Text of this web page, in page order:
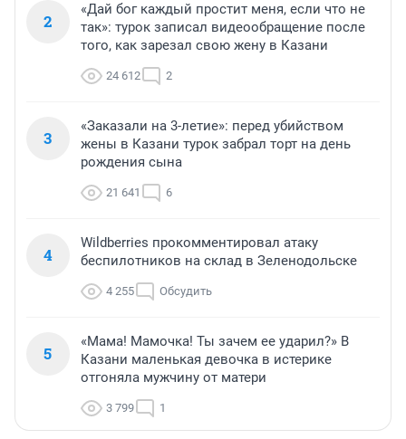
2
«Дай бог каждый простит меня, если что не
так»: турок записал видеообращение после
того, как зарезал свою жену в Казани
24 612 2
3
«Заказали на 3-летие»: перед убийством
жены в Казани турок забрал торт на день
рождения сына
21 641 6
4
Wildberries прокомментировал атаку
беспилотников на склад в Зеленодольске
4 255 Обсудить
5
«Мама! Мамочка! Ты зачем ее ударил?» В
Казани маленькая девочка в истерике
отгоняла мужчину от матери
3 799 1